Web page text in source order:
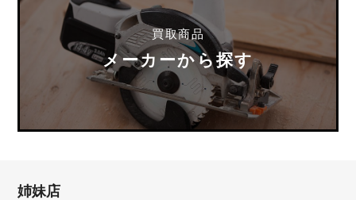
買取商品
メーカーから探す
姉妹店